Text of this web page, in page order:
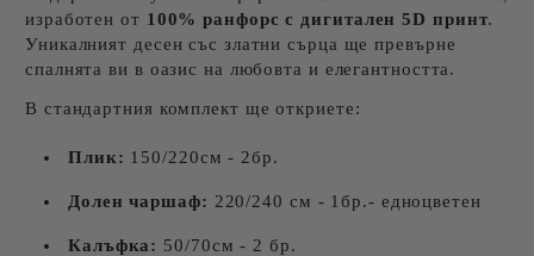
изработен от 100% ранфорс с дигитален 5D принт.
Уникалният десен със златни сърца ще превърне
спалнята ви в оазис на любовта и елегантността.
В стандартния комплект ще откриете:
Плик: 150/220см - 2бр.
Долен чаршаф: 220/240 см - 1бр.- едноцветен
Калъфка: 50/70см - 2 бр.